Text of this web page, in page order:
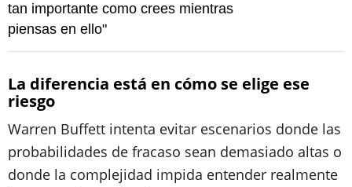
tan importante como crees mientras
piensas en ello"
La diferencia está en cómo se elige ese
riesgo
Warren Buffett intenta evitar escenarios donde las
probabilidades de fracaso sean demasiado altas o
donde la complejidad impida entender realmente